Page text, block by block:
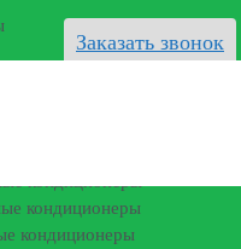
Заказать звонок
кондиционеры
кондиционеры